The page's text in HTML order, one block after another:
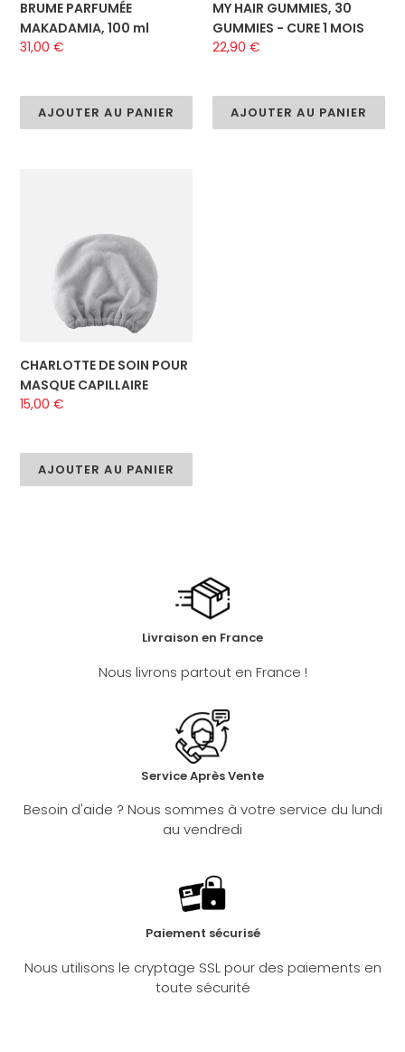
BRUME PARFUMÉE
MAKADAMIA, 100 ml
Prix
31,00 €
AJOUTER AU PANIER
MY HAIR GUMMIES, 30
GUMMIES - CURE 1 MOIS
Prix
22,90 €
AJOUTER AU PANIER
MASQUE
CAPILLAIRE
CHARLOTTE DE SOIN POUR
MASQUE CAPILLAIRE
Prix
15,00 €
AJOUTER AU PANIER
Livraison en France
Nous livrons partout en France !
Service Après Vente
Besoin d'aide ? Nous sommes à votre service du lundi
au vendredi
Paiement sécurisé
Nous utilisons le cryptage SSL pour des paiements en
toute sécurité